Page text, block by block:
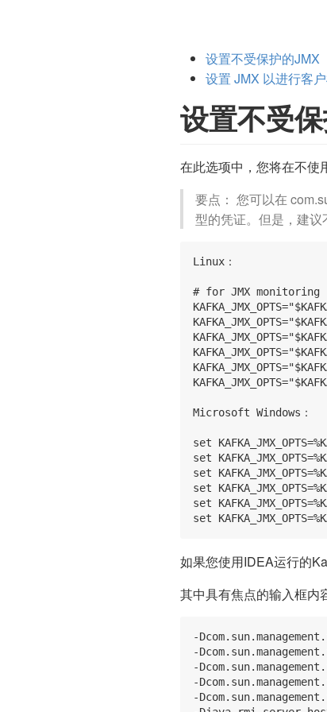
设置不受保护的JMX
设置 JMX 以进行客
设置不受
在此选项中，您将在不使
要点： 您可以在
型的凭证。但是，建议
Linux：
# for JMX monitoring
Microsoft Windows：
set
set
set
set
set
如果您使用IDEA运行的
其中具有焦点的输入框内
-
-
-
-
-